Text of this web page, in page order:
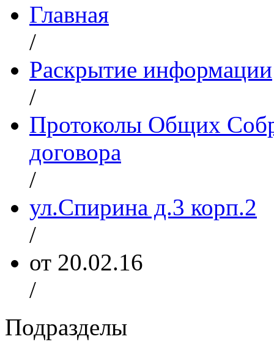
Главная
/
Раскрытие информации
/
Протоколы Общих
договора
/
ул.Спирина д.3 корп.2
/
от 20.02.16
/
Подразделы